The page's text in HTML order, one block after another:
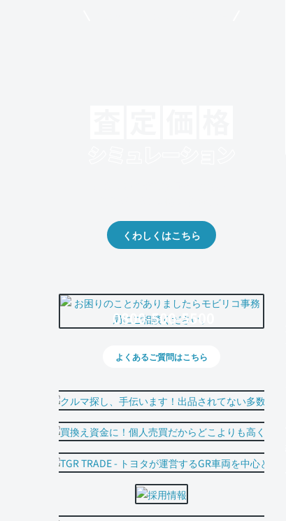
くわしくはこちら
0800-500-5500
よくあるご質問はこちら